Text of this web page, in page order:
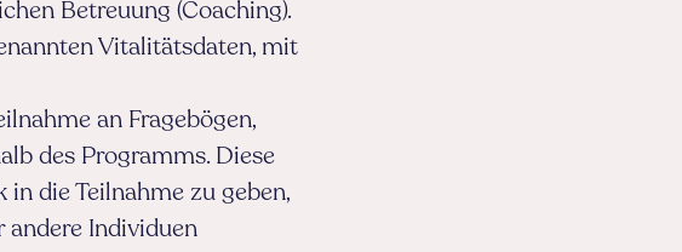
Betreuung (Coaching).
Vitalitätsdaten, mit
an Fragebögen,
des Programms. Diese
die Teilnahme zu geben,
andere Individuen